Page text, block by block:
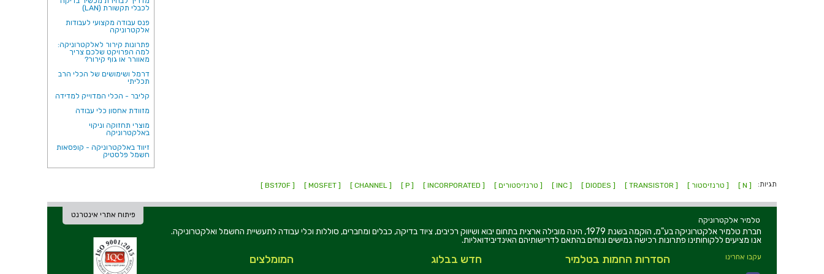
לכבלי תקשורת (LAN)
פנס עבודה מקצועי לעבודות
אלקטרוניקה
פתרונות קירור לאלקטרוניקה:
למה הפרויקט שלכם צריך
מאוורר או גוף קירור?
דרמל ושימושים של הכלי הרב
תכליתי
קליבר - הכלי המדוייק למדידה
מזוודת אחסון כלי עבודה
מוצרי תחזוקה וניקוי
באלקטרוניקה
זיווד באלקטרוניקה - קופסאות
חשמל פלסטיק
תגיות: [ N ] [ טרנזיסטור ] [ TRANSISTOR ]
[ DIODES ]
[ INC ] [ טרנזיסטורים ] [ INCORPORATED ]
[ P ]
[ CHANNEL ]
[ MOSFET ]
[ BS170F ]
פיתוח אתרי אינטרנט
טלמיר אלקטרוניקה
חברת טלמיר אלקטרוניקה בע"מ, הוקמה בשנת 1979, הינה מובילה ארצית בתחום יבוא ושיווק רכיבים, ציוד בדיקה, כבלים ומחברים, סוללות וכלי עבודה לתעשיית החשמל ואלקטרוניקה.
אנו מציעים ללקוחותינו פתרונות רכישה גמישים ונוחים בהתאם לדרישותיהם האינדיבידואליות.
עקבו אחרינו המומלצים חדש בבלוג הסדרות החמות בטלמיר